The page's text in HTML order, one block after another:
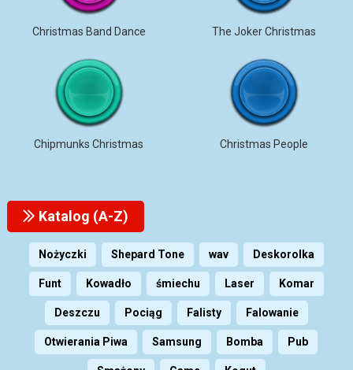
Christmas Band Dance The Joker Christmas
Chipmunks Christmas Christmas People
Katalog (A-Z)
Nożyczki Shepard Tone wav Deskorolka
Funt Kowadło śmiechu Laser Komar
Deszczu Pociąg Falisty Falowanie
Otwierania Piwa Samsung Bomba Pub